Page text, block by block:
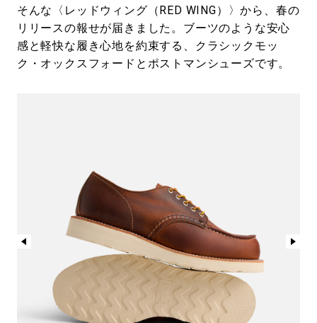
そんな〈レッドウィング（RED WING）〉から、春の
リリースの報せが届きました。ブーツのような安心
感と軽快な履き心地を約束する、クラシックモッ
ク・オックスフォードとポストマンシューズです。